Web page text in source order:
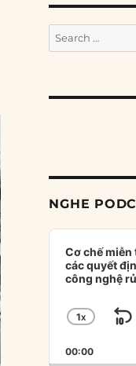
Search
for:
NGHE
Audio
Player
Cơ chế
các quyết
công nghệ
RATE
1X
00:00